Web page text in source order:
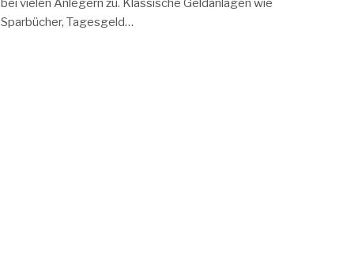
bei vielen Anlegern zu. Klassische Geldanlagen wie
Sparbücher, Tagesgeld…